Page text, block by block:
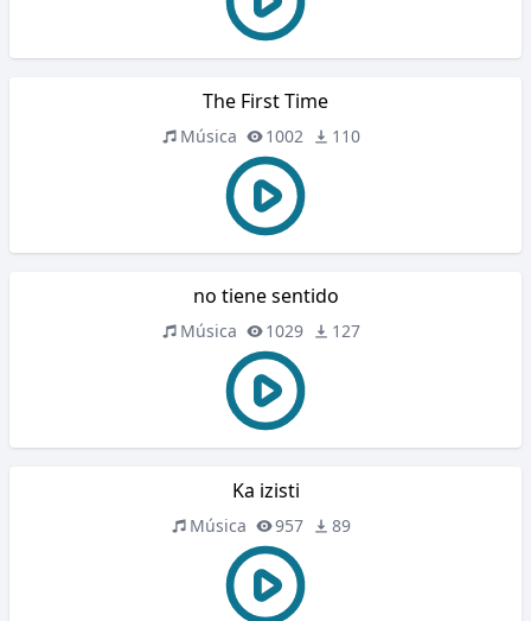
The First Time
Música 1002 110
no tiene sentido
Música 1029 127
Ka izisti
Música 957 89